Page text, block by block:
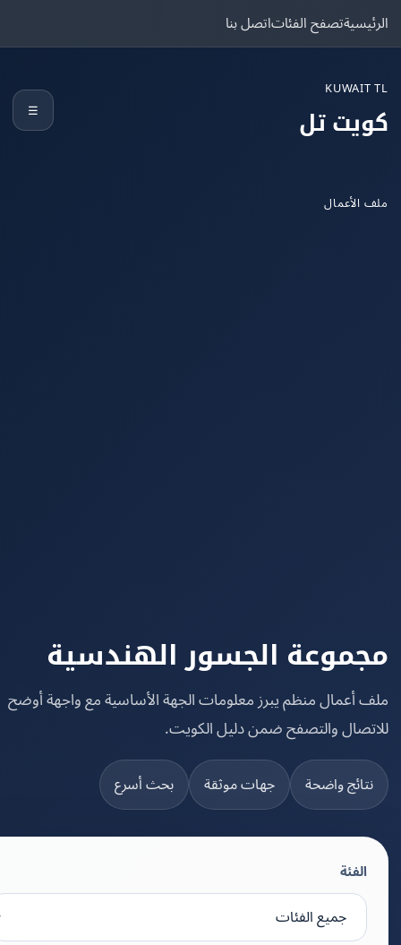
تصفح الفئاتاتصل بنا
تل
الجسور الهندسية
منظم يبرز معلومات الجهة الأساسية مع واجهة أوضح
والتصفح ضمن دليل الكويت.
واضحة جهات موثقة بحث أسرع